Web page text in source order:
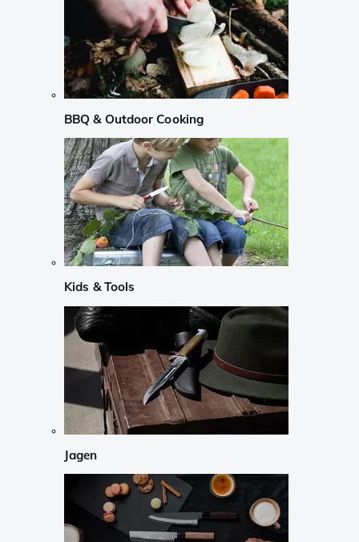
BBQ & Outdoor Cooking
Kids & Tools
Jagen